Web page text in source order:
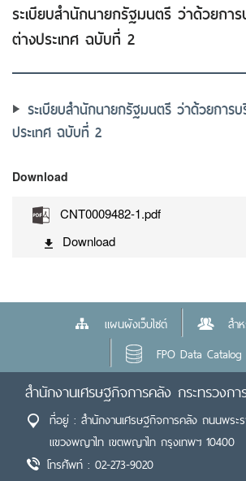
ระเบียบสำนักนายกรัฐมนตรี ว่าด้วยการ
ต่างประเทศ ฉบับที่ 2
ระเบียบสำนักนายกรัฐมนตรี ว่าด้วยการบ
ประเทศ ฉบับที่ 2
Download
CNT0009482-1.pdf
Download
แผนผังเว็บไซต์
สำ
FPO Data Catalog
สำนักงานเศรษฐกิจการคลัง กระทรวงก
ที่อยู่ : สำนักงานเศรษฐกิจการคลัง ถนนพร
แขวงพญาไท เขตพญาไท กรุงเทพฯ 10400
โทรศัพท์ : 02-273-9020